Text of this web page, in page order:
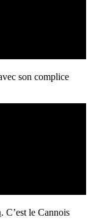
son complice
. C’est le Cannois